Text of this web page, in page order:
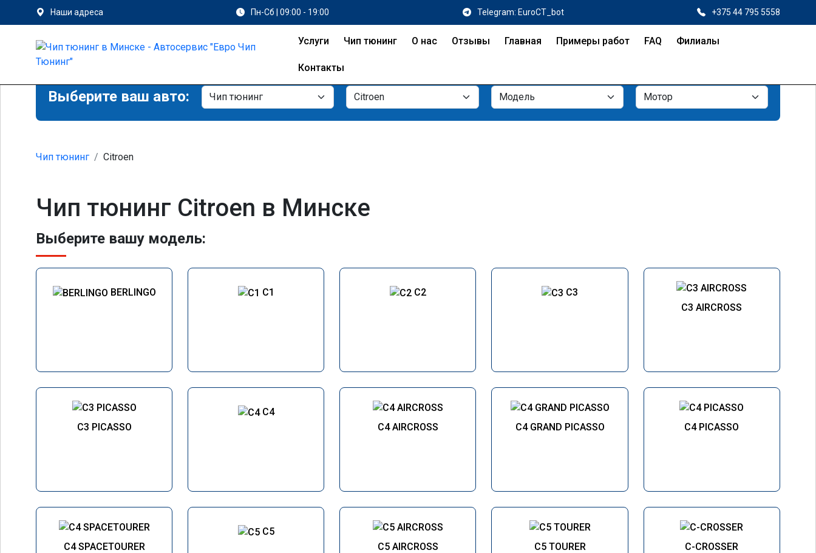
Наши адреса Пн-Сб | 09:00 - 19:00 Telegram: EuroCT_bot +375 44 795 5558
Услуги Чип тюнинг О нас Отзывы Главная Примеры работ FAQ Филиалы
Контакты
Выберите ваш авто:
Чип тюнинг Citroen
Чип тюнинг Citroen в Минске
Выберите вашу модель:
BERLINGO C1 C2
C3
C3 AIRCROSS
C3 PICASSO
C4
C4 AIRCROSS
C4 GRAND PICASSO C4 PICASSO
C4 SPACETOURER
C5
C5 AIRCROSS
C5 TOURER C-CROSSER